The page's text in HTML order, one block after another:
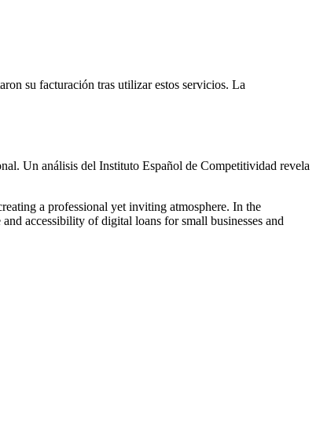
su facturación tras utilizar estos servicios. La
Un análisis del Instituto Español de Competitividad revela